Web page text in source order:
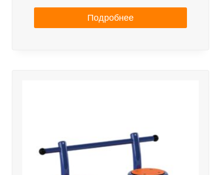
Подробнее